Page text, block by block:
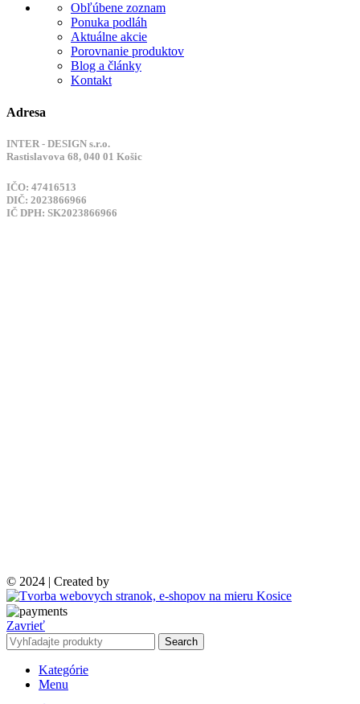
Obľúbene zoznam
Ponuka podláh
Aktuálne akcie
Porovnanie produktov
Blog a články
Kontakt
Adresa
INTER - DESIGN s.r.o.
Rastislavova 68, 040 01 Košic
IČO: 47416513
DIČ: 2023866966
IČ DPH: SK2023866966
© 2024 | Created by
Zavrieť
Search
Kategórie
Menu